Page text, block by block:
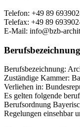
Telefon: +49 89
Telefax: +49 89
E-Mail: info@bzb-
Berufsbezeichnung:
Zuständige Kammer:
Verliehen in:
Es gelten folgende
Berufsordnung
Regelungen einsehbar